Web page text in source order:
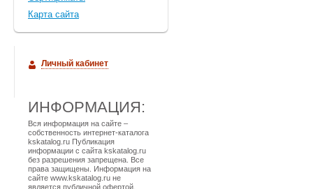
Карта сайта
Личный кабинет
ИНФОРМАЦИЯ:
Вся информация на сайте –
собственность интернет-каталога
kskatalog.ru Публикация
информации с сайта kskatalog.ru
без разрешения запрещена. Все
права защищены. Информация на
сайте www.kskatalog.ru не
является публичной офертой.